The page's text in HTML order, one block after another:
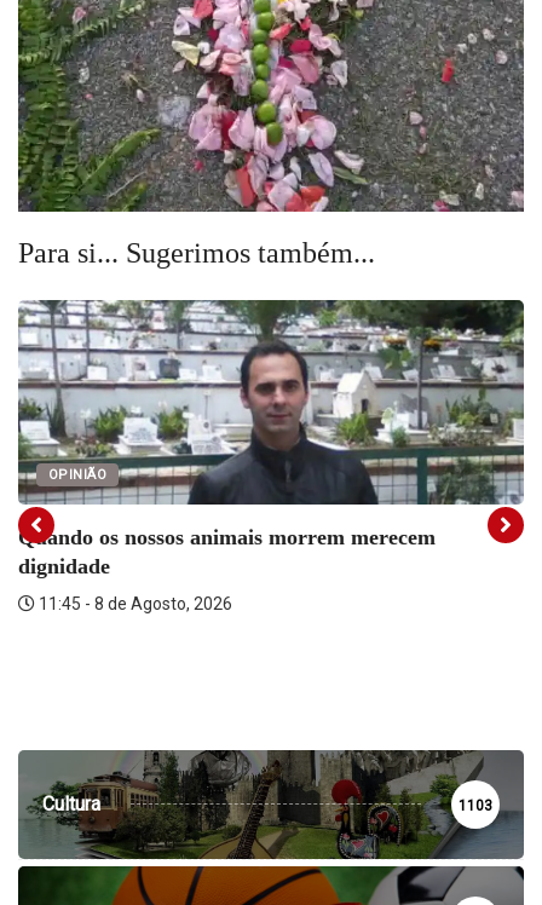
Para si... Sugerimos também...
OPINIÃO
Quando os nossos animais morrem merecem
dignidade
11:45 - 8 de Agosto, 2026
Cultura 1103